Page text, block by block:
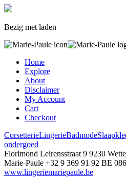
Bezig met laden
Home
Explore
About
Disclaimer
My Account
Cart
Checkout
CorsetterieLingerieBadmode
ondergoed
Florimond Leirensstraat 9 9230
Marie-Paule +32 9 369 91 92 BE
www.lingeriemariepaule.be